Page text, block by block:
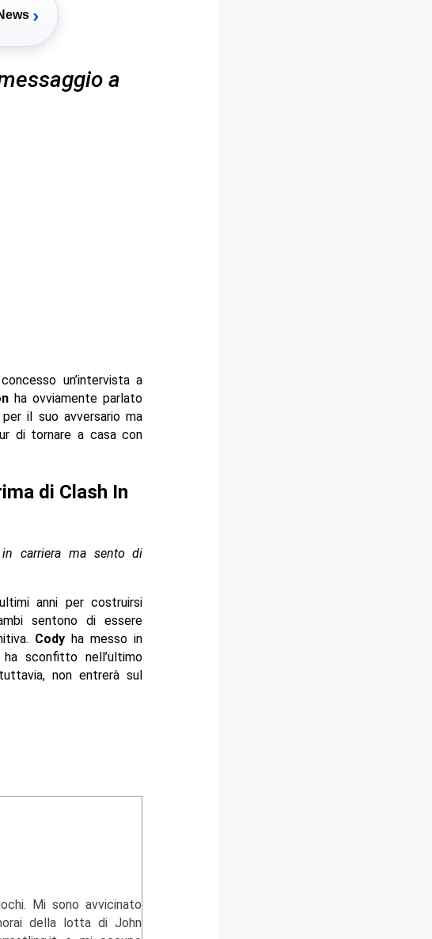
›
a
un’intervista a
ha ovviamente parlato
il suo avversario ma
di tornare a casa con
di Clash In
carriera ma sento di
anni per costruirsi
sentono di essere
Codyha messo in
sconfitto nell’ultimo
non entrerà sul
Mi sono avvicinato
della lotta di John